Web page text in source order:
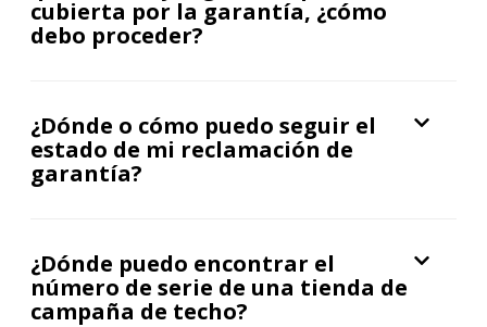
cubierta por la garantía, ¿cómo
debo proceder?
¿Dónde o cómo puedo seguir el
estado de mi reclamación de
garantía?
¿Dónde puedo encontrar el
número de serie de una tienda de
campaña de techo?